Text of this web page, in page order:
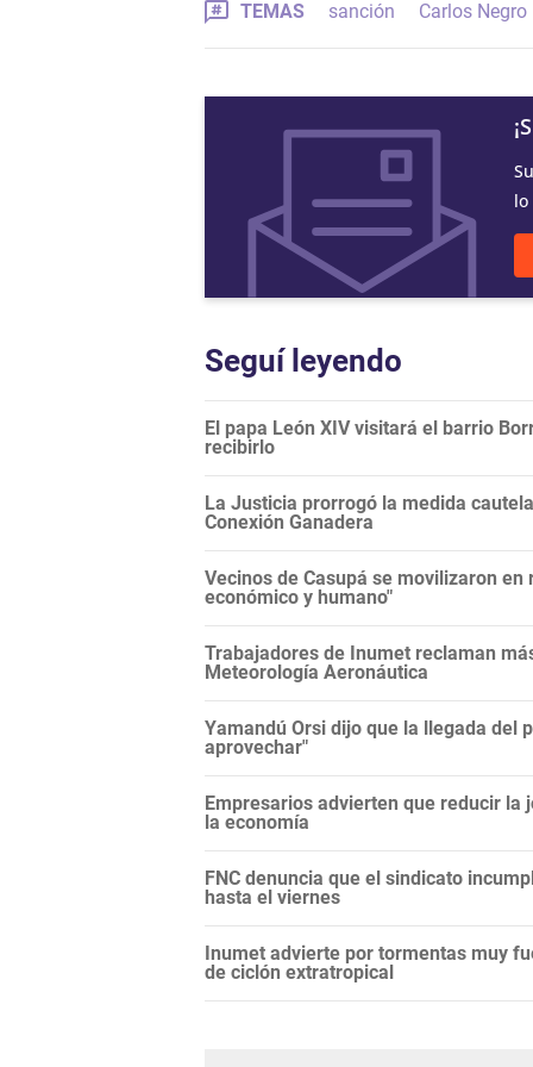
TEMAS sanción Carlos Negro
Seguí leyendo
El papa León XIV visitará el barrio
recibirlo
La Justicia prorrogó la medida
Conexión Ganadera
Vecinos de Casupá se movilizaron
económico y humano"
Trabajadores de Inumet reclaman
Meteorología Aeronáutica
Yamandú Orsi dijo que la llegada del
aprovechar"
Empresarios advierten que reducir
la economía
FNC denuncia que el sindicato
hasta el viernes
Inumet advierte por tormentas muy
de ciclón extratropical